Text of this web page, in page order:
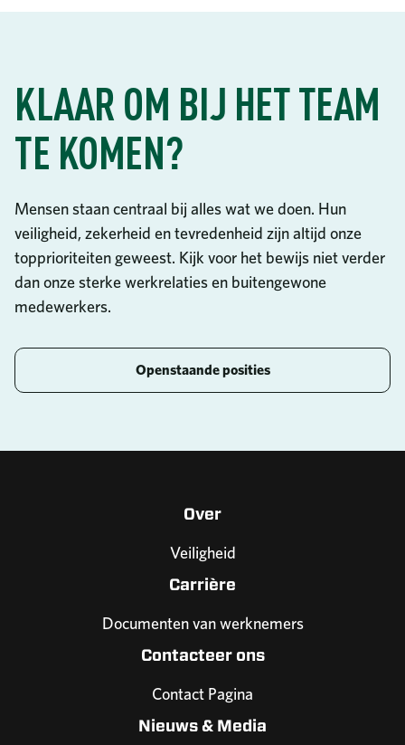
KLAAR OM BIJ HET TEAM
TE KOMEN?
Mensen staan centraal bij alles wat we doen. Hun
veiligheid, zekerheid en tevredenheid zijn altijd onze
topprioriteiten geweest. Kijk voor het bewijs niet verder
dan onze sterke werkrelaties en buitengewone
medewerkers.
Openstaande posities
Over
Veiligheid
Carrière
Documenten van werknemers
Contacteer ons
Contact Pagina
Nieuws & Media